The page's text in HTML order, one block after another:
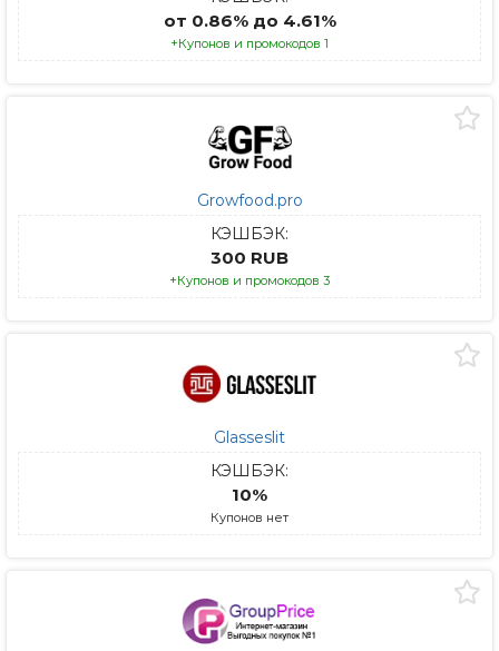
от 0.86% до 4.61%
+Купонов и промокодов 1
Growfood.pro
КЭШБЭК:
300 RUB
+Купонов и промокодов 3
Glasseslit
КЭШБЭК:
10%
Купонов нет